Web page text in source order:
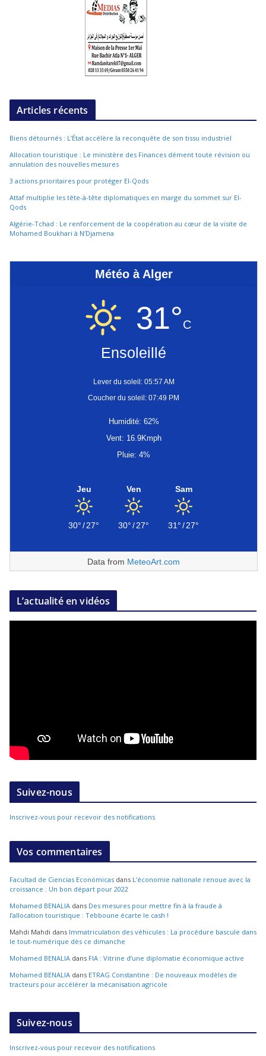
Articles récents
Biens détournés : L’État accélère la reconquête de son tissu industriel
Allocation touristique : Le ministère des Finances dément toute révision ou
annulation des nouvelles mesures
3 actions prioritaires pour protéger El-Qods
Attaf multiplie les tête-à-tête diplomatiques en marge du sommet sur El-
Qods
Algérie-Tchad : Le renforcement de la coopération au cœur de la visite de
Mohamed Boukhari à N’Djamena
Météo à Alger
31°C
Ensoleillé
Lever du soleil: 05:57 AM
Coucher du soleil: 07:49 PM
Humidité: 62%
Vent: 16.9Kmph
Pluie: 4%
Jeu
30°/27°
Ven
30°/27°
Sam
31°/27°
Data from MeteoArt.com
L’actualité en vidéos
Suivez-nous
Inscrivez-vous pour recevoir des notifications
Vos commentaires
Facultad de Ciencias Económicas dans L’économie nationale renoue avec la
croissance : Un bon départ pour 2022
Mohamed BENALIA dans Des mesures pour mettre fin à la fraude à
l’allocation touristique : Tebboune écarte le cash !
Mahdi Mahdi dans Immatriculation des véhicules : La procédure bascule dans
le tout-numérique dès ce dimanche
Mohamed BENALIA dans FIA : Vitrine d’une diplomatie économique active
Mohamed BENALIA dans ETRAG Constantine : De nouveaux modèles de
tracteurs pour accélérer la mécanisation agricole
Suivez-nous
Inscrivez-vous pour recevoir des notifications